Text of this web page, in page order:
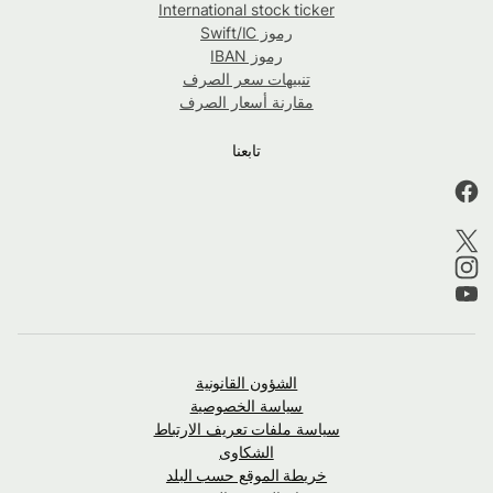
International stock ticker
رموز Swift/IC
رموز IBAN
تنبيهات سعر الصرف
مقارنة أسعار الصرف
تابعنا
الشؤون القانونية
سياسة الخصوصية
سياسة ملفات تعريف الارتباط
الشكاوى
خريطة الموقع حسب البلد